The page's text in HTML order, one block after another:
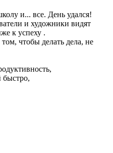
и... все. День удался!
и художники видят
к успеху .
чтобы делать дела, не
быстро,